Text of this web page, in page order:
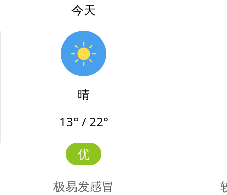
今天
晴
13° / 22°
优
极易发感冒